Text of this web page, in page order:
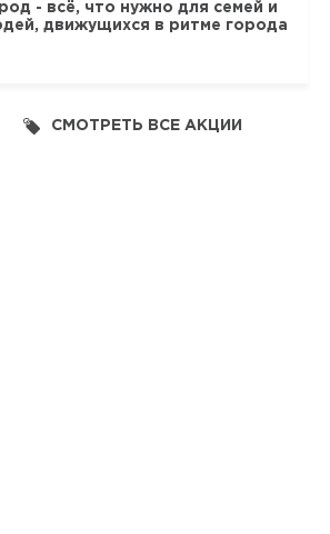
- всё, что нужно для семей и
движущихся в ритме города
СМОТРЕТЬ ВСЕ АКЦИИ